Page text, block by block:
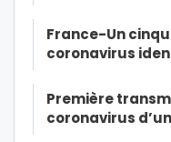
France-Un
coronavirus
Première
coronavirus